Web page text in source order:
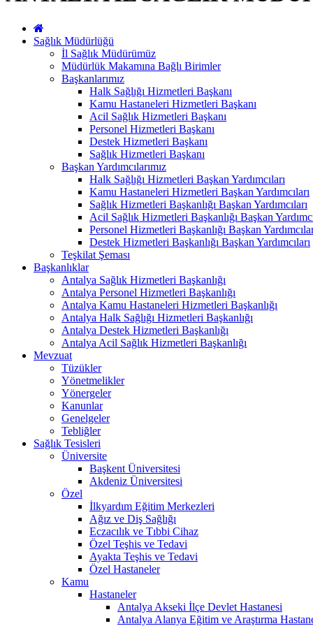
Sağlık Müdürlüğü
İl Sağlık Müdürümüz
Müdürlük Makamına Bağlı Birimler
Başkanlarımız
Halk Sağlığı Hizmetleri Başkanı
Kamu Hastaneleri Hizmetleri Başkanı
Acil Sağlık Hizmetleri Başkanı
Personel Hizmetleri Başkanı
Destek Hizmetleri Başkanı
Sağlık Hizmetleri Başkanı
Başkan Yardımcılarımız
Halk Sağlığı Hizmetleri Başkan Yardımcıları
Kamu Hastaneleri Hizmetleri Başkan Yardımcıları
Sağlık Hizmetleri Başkanlığı Başkan Yardımcıları
Acil Sağlık Hizmetleri Başkanlığı Başkan
Personel Hizmetleri Başkanlığı Başkan
Destek Hizmetleri Başkanlığı Başkan Yardımcıları
Teşkilat Şeması
Başkanlıklar
Antalya Sağlık Hizmetleri Başkanlığı
Antalya Personel Hizmetleri Başkanlığı
Antalya Kamu Hastaneleri Hizmetleri Başkanlığı
Antalya Halk Sağlığı Hizmetleri Başkanlığı
Antalya Destek Hizmetleri Başkanlığı
Antalya Acil Sağlık Hizmetleri Başkanlığı
Mevzuat
Tüzükler
Yönetmelikler
Yönergeler
Kanunlar
Genelgeler
Tebliğler
Sağlık Tesisleri
Üniversite
Başkent Üniversitesi
Akdeniz Üniversitesi
Özel
İlkyardım Eğitim Merkezleri
Ağız ve Diş Sağlığı
Eczacılık ve Tıbbi Cihaz
Özel Teşhis ve Tedavi
Ayakta Teşhis ve Tedavi
Özel Hastaneler
Kamu
Hastaneler
Antalya Akseki İlçe Devlet Hastanesi
Antalya Alanya Eğitim ve Araştırma